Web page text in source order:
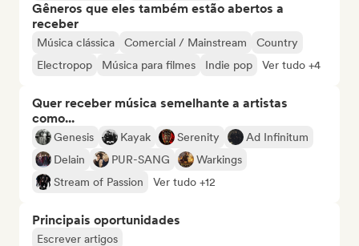
Gêneros que eles também estão abertos a
receber
Música clássica Comercial / Mainstream
Country
Electropop
Música para filmes Indie pop Ver tudo +4
Quer receber música semelhante a artistas
como...
Genesis Kayak Serenity
Ad Infinitum
Delain
PUR-SANG
Warkings
Stream of Passion
Ver tudo +12
Principais oportunidades
Escrever artigos